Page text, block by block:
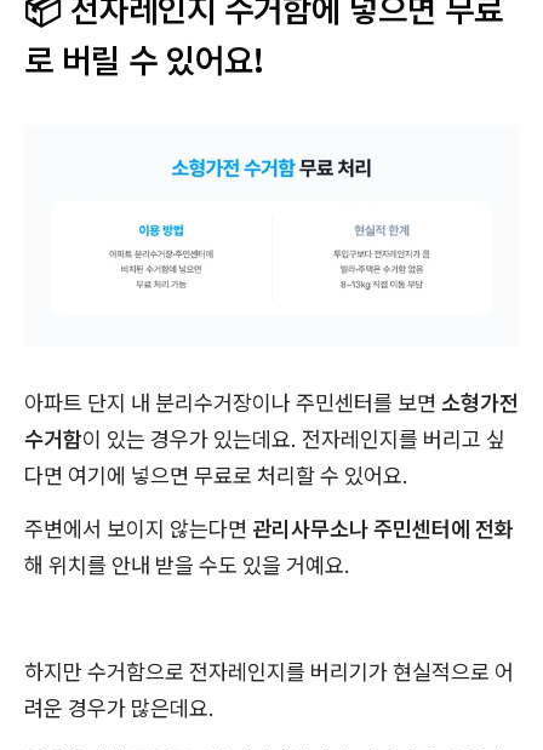
📦 전자레인지 수거함에 넣으면 무료
로 버릴 수 있어요!
아파트 단지 내 분리수거장이나 주민센터를 보면 소형가전
수거함이 있는 경우가 있는데요. 전자레인지를 버리고 싶
다면 여기에 넣으면 무료로 처리할 수 있어요.
주변에서 보이지 않는다면 관리사무소나 주민센터에 전화
해 위치를 안내 받을 수도 있을 거예요.
하지만 수거함으로 전자레인지를 버리기가 현실적으로 어
려운 경우가 많은데요.